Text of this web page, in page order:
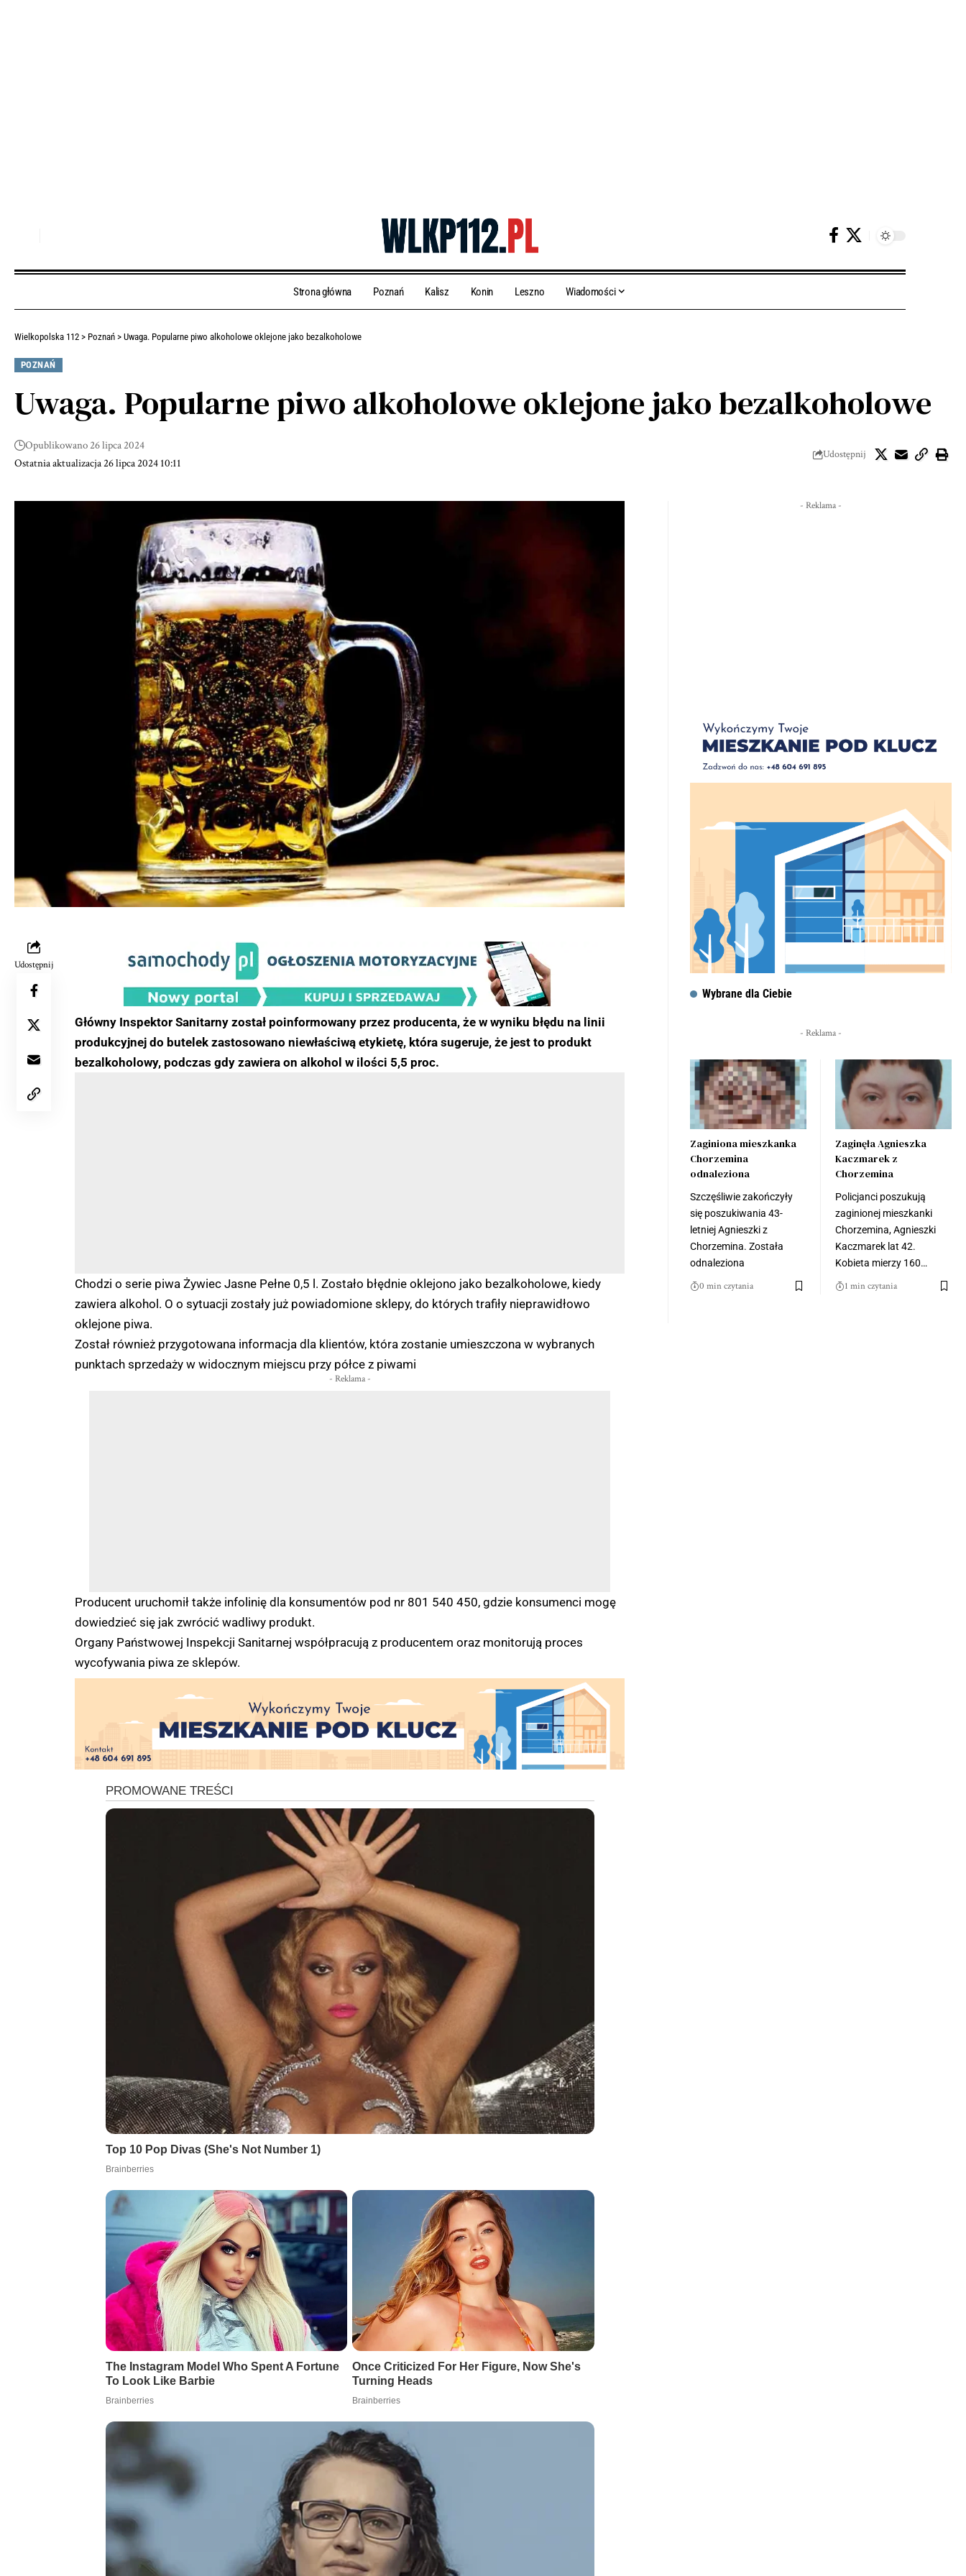
Strona główna Poznań Kalisz Konin Leszno Wiadomości
Wielkopolska 112 > Poznań > Uwaga. Popularne piwo alkoholowe oklejone jako bezalkoholowe
POZNAŃ
Uwaga. Popularne piwo alkoholowe oklejone jako bezalkoholowe
Ostatnia aktualizacja 26 lipca 2024 10:11
Opublikowano 26 lipca 2024
Udostępnij
Udostępnij
Główny Inspektor Sanitarny został poinformowany przez producenta, że w wyniku błędu na linii
produkcyjnej do butelek zastosowano niewłaściwą etykietę, która sugeruje, że jest to produkt
bezalkoholowy, podczas gdy zawiera on alkohol w ilości 5,5 proc.
Chodzi o serie piwa Żywiec Jasne Pełne 0,5 l. Zostało błędnie oklejono jako bezalkoholowe, kiedy
zawiera alkohol. O o sytuacji zostały już powiadomione sklepy, do których trafiły nieprawidłowo
oklejone piwa.
Został również przygotowana informacja dla klientów, która zostanie umieszczona w wybranych
punktach sprzedaży w widocznym miejscu przy półce z piwami
- Reklama -
Producent uruchomił także infolinię dla konsumentów pod nr 801 540 450, gdzie konsumenci mogę
dowiedzieć się jak zwrócić wadliwy produkt.
Organy Państwowej Inspekcji Sanitarnej współpracują z producentem oraz monitorują proces
wycofywania piwa ze sklepów.
- Reklama -
Wybrane dla Ciebie
- Reklama -
Zaginiona mieszkanka
Chorzemina
odnaleziona
Szczęśliwie zakończyły
się poszukiwania 43-
letniej Agnieszki z
Chorzemina. Została
odnaleziona
0 min czytania
Zaginęła Agnieszka
Kaczmarek z
Chorzemina
Policjanci poszukują
zaginionej mieszkanki
Chorzemina, Agnieszki
Kaczmarek lat 42.
Kobieta mierzy 160…
1 min czytania